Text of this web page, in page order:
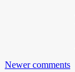
Newer comments